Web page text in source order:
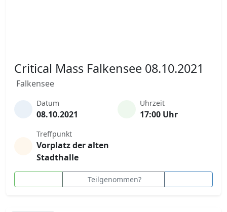
Critical Mass Falkensee 08.10.2021
Falkensee
Datum
08.10.2021
Uhrzeit
17:00 Uhr
Treffpunkt
Vorplatz der alten
Stadthalle
Teilgenommen?